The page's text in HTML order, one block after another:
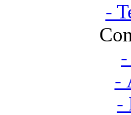
-
-
-